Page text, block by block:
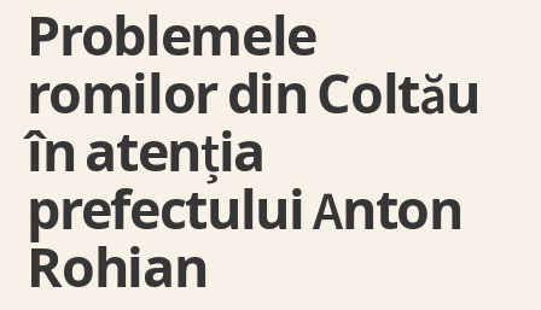
Problemele
romilor din Coltău
în atenția
prefectului Anton
Rohian